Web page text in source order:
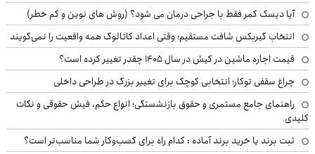
آیا دیسک کمر فقط با جراحی درمان می شود؟ (روش های نوین و کم خطر)
انتخاب گیربکس شافت مستقیم؛ وقتی اعداد کاتالوگ همه واقعیت را نمی‌گویند
قیمت اجاره ماشین در کیش در سال ۱۴۰۵ چقدر تغییر کرده است؟
چراغ سقفی توکار؛ انتخابی کوچک برای تغییر بزرگ در طراحی داخلی
راهنمای جامع مستمری و حقوق بازنشستگی؛ انواع حکم، فیش حقوقی و نکات
کلیدی
ثبت برند یا خرید برند آماده : کدام راه برای کسب‌وکار شما مناسب‌تر است؟